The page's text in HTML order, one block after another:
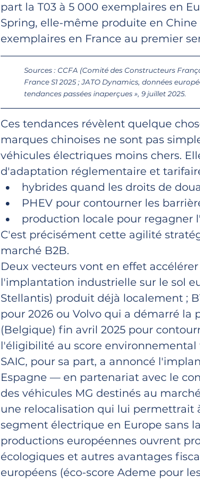
part la T03 à 5 000 exemplaires en
Spring, elle-même produite en
exemplaires en France au premier
Sources : CCFA (Comité des Constructeurs
France S1 2025 ; JATO Dynamics, données
tendances passées inaperçues », 9 juillet 2025.
Ces tendances révèlent quelque
marques chinoises ne sont pas
véhicules électriques moins chers.
d'adaptation réglementaire et
hybrides quand les droits de
PHEV pour contourner les
production locale pour regagner
C'est précisément cette agilité
marché B2B.
Deux vecteurs vont en effet
l'implantation industrielle sur le sol
Stellantis) produit déjà localement ;
pour 2026 ou Volvo qui a démarré la
(Belgique) fin avril 2025 pour
l'éligibilité au score environnemental
SAIC, pour sa part, a annoncé
Espagne — en partenariat avec le
des véhicules MG destinés au
une relocalisation qui lui permettrait
segment électrique en Europe sans
productions européennes ouvrent
écologiques et autres avantages
européens (éco-score Ademe pour